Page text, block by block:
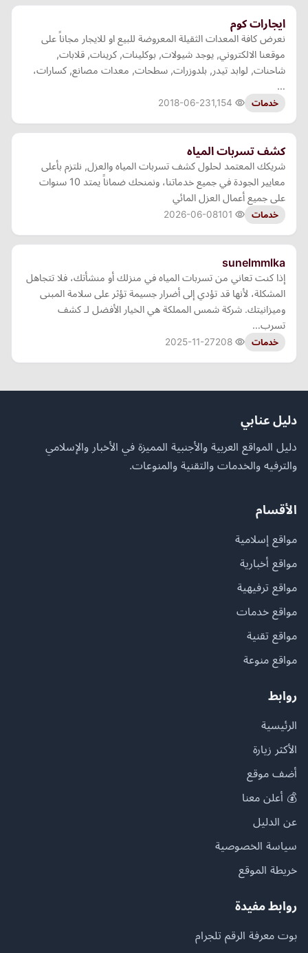
ايجارات كوم
نعرض كافة المعدات الثقيلة المعروضة للبيع او للايجار مجاناً على
موقعنا الالكتروني, يوجد شيولات, بوكلينات, كرينات, قلابات,
شاحنات, لوابد تيدر, بلدوزرات, سطحات, معدات مصانع, كسارات،
…
خدمات 2018-06-23
كشف تسربات المياه
شريكك المعتمد لحلول كشف تسربات المياه والعزل, نلتزم بأعلى
معايير الجودة في جميع خدماتنا، ونمنحك ضماناً يمتد 10 سنوات
على جميع أعمال العزل المائي
خدمات 2026-06-08
sunelmmlka
إذا كنت تعاني من تسربات المياه في منزلك أو منشأتك، فلا تتجاهل
المشكلة، لأنها قد تؤدي إلى أضرار جسيمة تؤثر على سلامة المبنى
وميزانيتك. شركة شمس المملكة هي الخيار الأفضل لـ كشف
تسرب…
خدمات 2025-11-27
دليل عنابي
دليل المواقع العربية والأجنبية المميزة في الأخبار والإسلامي
والترفيه والخدمات والتقنية والمنوعات.
الأقسام
مواقع إسلامية
مواقع أخبارية
مواقع ترفيهية
مواقع خدمات
مواقع تقنية
مواقع منوعة
روابط
الرئيسية
الأكثر زيارة
أضف موقع
💰 أعلن معنا
عن الدليل
سياسة الخصوصية
خريطة الموقع
روابط مفيدة
بوت معرفة الرقم تلجرام